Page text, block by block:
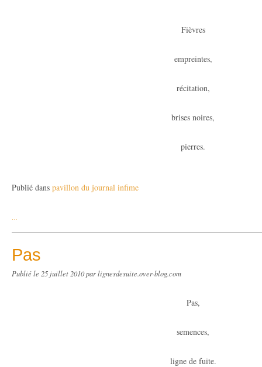
Fièvres
empreintes,
récitation,
brises noires,
pierres.
Publié dans pavillon du journal infime
…
Pas
Publié le 25 juillet 2010par lignesdesuite.over-blog.com
Pas,
semences,
ligne de fuite.